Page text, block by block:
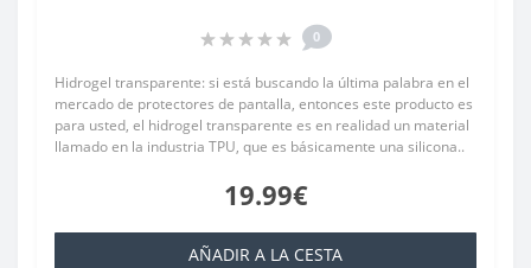
0
Hidrogel transparente: si está buscando la última palabra en el
mercado de protectores de pantalla, entonces este producto es
para usted, el hidrogel transparente es en realidad un material
llamado en la industria TPU, que es básicamente una silicona..
19.99€
AÑADIR A LA CESTA